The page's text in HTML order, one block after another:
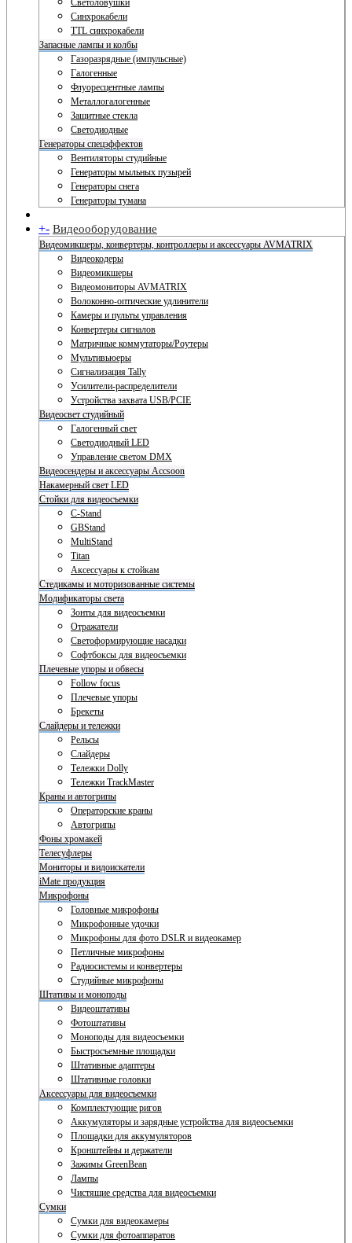
Светоловушки
Синхрокабели
TTL синхрокабели
Запасные лампы и колбы
Газоразрядные (импульсные)
Галогенные
Флуоресцентные лампы
Металлогалогенные
Защитные стекла
Светодиодные
Генераторы спецэффектов
Вентиляторы студийные
Генераторы мыльных пузырей
Генераторы снега
Генераторы тумана
+- Видеооборудование
Видеомикшеры, конвертеры, контроллеры и аксессуары AVMATRIX
Видеокодеры
Видеомикшеры
Видеомониторы AVMATRIX
Волоконно-оптические удлинители
Камеры и пульты управления
Конвертеры сигналов
Матричные коммутаторы/Роутеры
Мультивьюеры
Сигнализация Tally
Усилители-распределители
Устройства захвата USB/PCIE
Видеосвет студийный
Галогенный свет
Светодиодный LED
Управление светом DMX
Видеосендеры и аксессуары Accsoon
Накамерный свет LED
Стойки для видеосъемки
C-Stand
GBStand
MultiStand
Titan
Аксессуары к стойкам
Стедикамы и моторизованные системы
Модификаторы света
Зонты для видеосъемки
Отражатели
Светоформирующие насадки
Софтбоксы для видеосъемки
Плечевые упоры и обвесы
Follow focus
Плечевые упоры
Брекеты
Слайдеры и тележки
Рельсы
Слайдеры
Тележки Dolly
Тележки TrackMaster
Краны и автогрипы
Операторские краны
Автогрипы
Фоны хромакей
Телесуфлеры
Мониторы и видоискатели
iMate продукция
Микрофоны
Головные микрофоны
Микрофонные удочки
Микрофоны для фото DSLR и видеокамер
Петличные микрофоны
Радиосистемы и конвертеры
Студийные микрофоны
Штативы и моноподы
Видеоштативы
Фотоштативы
Моноподы для видеосъемки
Быстросъемные площадки
Штативные адаптеры
Штативные головки
Аксессуары для видеосъемки
Комплектующие ригов
Аккумуляторы и зарядные устройства для видеосъемки
Площадки для аккумуляторов
Кронштейны и держатели
Зажимы GreenBean
Лампы
Чистящие средства для видеосъемки
Сумки
Сумки для видеокамеры
Сумки для фотоаппаратов